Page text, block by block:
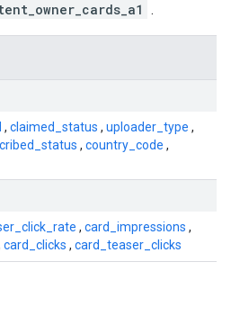
.
, claimed_status , uploader_type ,
, country_code ,
, card_impressions ,
card_clicks , card_teaser_clicks